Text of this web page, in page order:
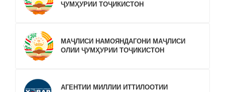
ҶУМҲУРИИ ТОҶИКИСТОН
МАҶЛИСИ НАМОЯНДАГОНИ МАҶЛИСИ
ОЛИИ ҶУМҲУРИИ ТОҶИКИСТОН
АГЕНТИИ МИЛЛИИ ИТТИЛООТИИ